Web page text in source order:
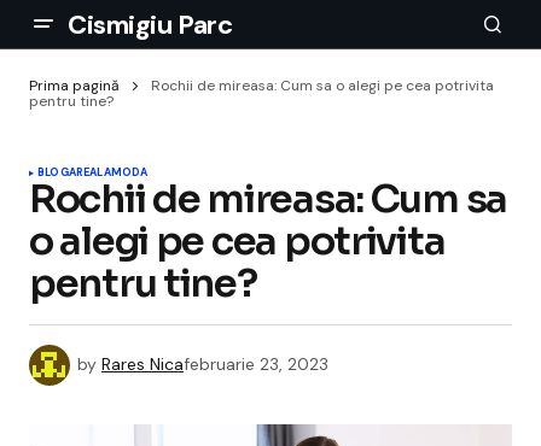
Cismigiu Parc
Prima pagină
Rochii de mireasa: Cum sa o alegi pe cea potrivita
pentru tine?
BLOGAREALAMODA
Rochii de mireasa: Cum sa
o alegi pe cea potrivita
pentru tine?
by Rares Nicafebruarie 23, 2023